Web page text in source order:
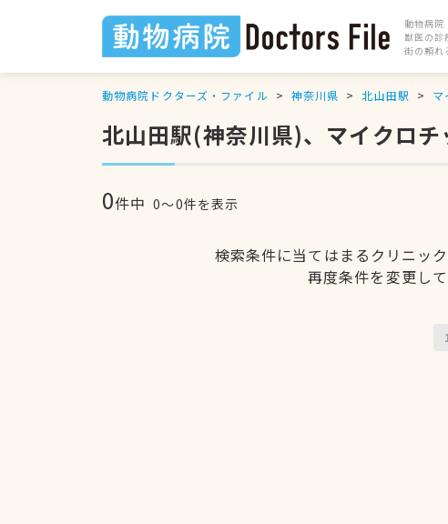
動物病院
獣医の診
街の頼
動物病院ドクターズ・ファイル 神奈川県 北山田駅 マ
北山田駅(神奈川県)、マイクロ
0件中 0〜0件を表示
検索条件に当てはまるクリニッ
再度条件を変更し